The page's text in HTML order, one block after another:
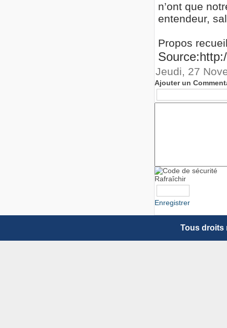
n’ont que
entendeur,
Propos
Jeudi, 27
Ajouter un
Rafraîchir
Enregistrer
Tous droits